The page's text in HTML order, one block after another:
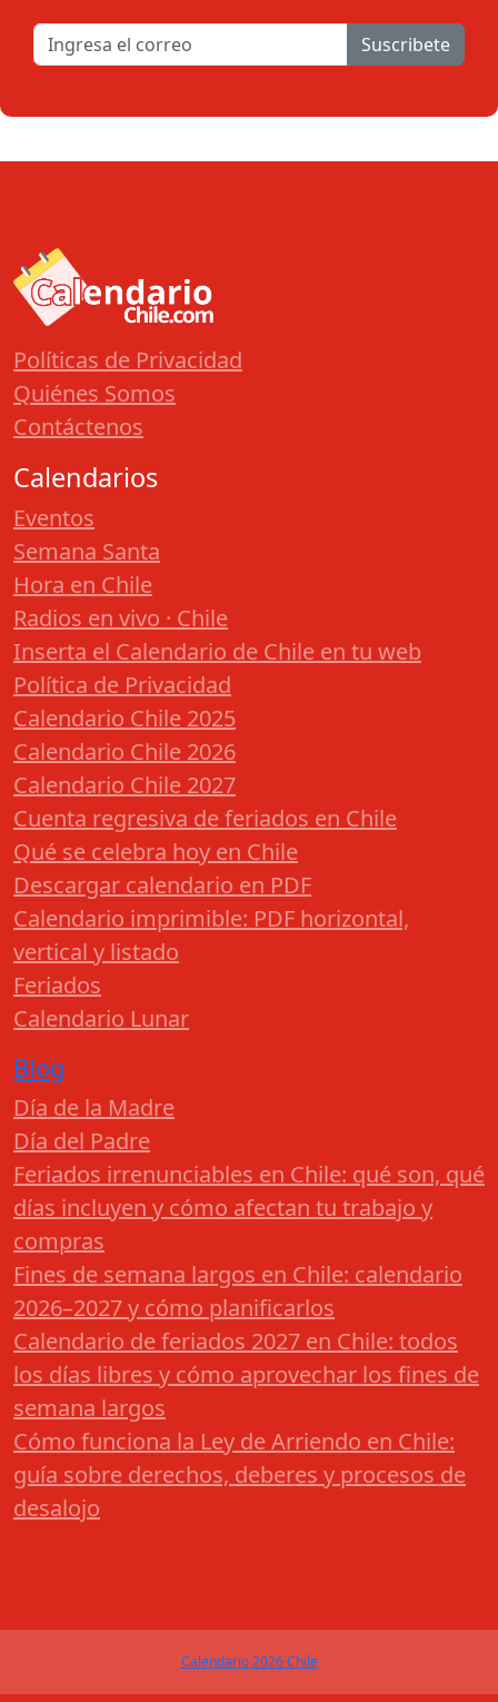
Suscribete
Políticas de Privacidad
Quiénes Somos
Contáctenos
Calendarios
Eventos
Semana Santa
Hora en Chile
Radios en vivo · Chile
Inserta el Calendario de Chile en tu web
Política de Privacidad
Calendario Chile 2025
Calendario Chile 2026
Calendario Chile 2027
Cuenta regresiva de feriados en Chile
Qué se celebra hoy en Chile
Descargar calendario en PDF
Calendario imprimible: PDF horizontal,
vertical y listado
Feriados
Calendario Lunar
Blog
Día de la Madre
Día del Padre
Feriados irrenunciables en Chile: qué son, qué
días incluyen y cómo afectan tu trabajo y
compras
Fines de semana largos en Chile: calendario
2026–2027 y cómo planificarlos
Calendario de feriados 2027 en Chile: todos
los días libres y cómo aprovechar los fines de
semana largos
Cómo funciona la Ley de Arriendo en Chile:
guía sobre derechos, deberes y procesos de
desalojo
Calendario 2026 Chile